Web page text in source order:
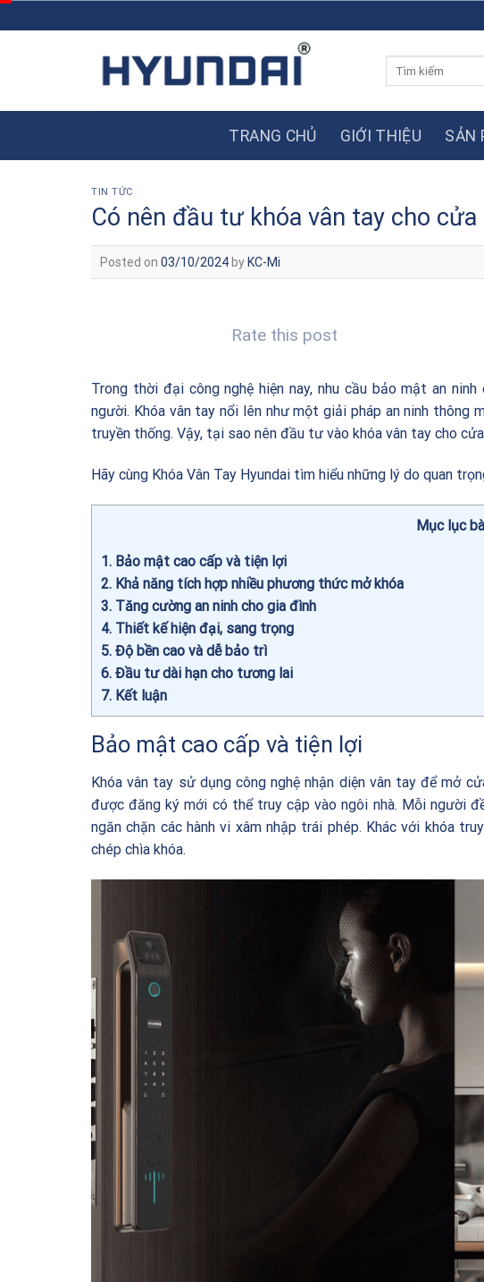
to
TRANG CHỦ GIỚI THIỆU SẢN
TIN TỨC
Có nên đầu tư khóa vân tay cho
Posted on 03/10/2024 by KC-Mi
Rate this post
Trong thời đại công nghệ hiện nay, nhu cầu bảo mật an
người. Khóa vân tay nổi lên như một giải pháp an ninh thông
truyền thống. Vậy, tại sao nên đầu tư vào khóa vân tay cho
Hãy cùng Khóa Vân Tay Hyundai tìm hiểu những lý do quan
Mục lục
1 Bảo mật cao cấp và tiện lợi
2 Khả năng tích hợp nhiều phương thức mở khóa
3 Tăng cường an ninh cho gia đình
4 Thiết kế hiện đại, sang trọng
5 Độ bền cao và dễ bảo trì
6 Đầu tư dài hạn cho tương lai
7 Kết luận
Bảo mật cao cấp và tiện lợi
Khóa vân tay sử dụng công nghệ nhận diện vân tay để mở
được đăng ký mới có thể truy cập vào ngôi nhà. Mỗi người
ngăn chặn các hành vi xâm nhập trái phép. Khác với khóa
chép chìa khóa.